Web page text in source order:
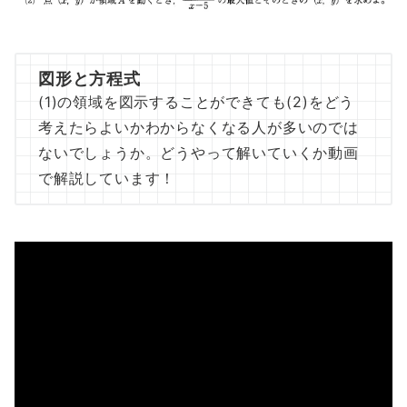
図形と方程式
(1)の領域を図示することができても(2)をどう
考えたらよいかわからなくなる人が多いのでは
ないでしょうか。どうやって解いていくか動画
で解説しています！